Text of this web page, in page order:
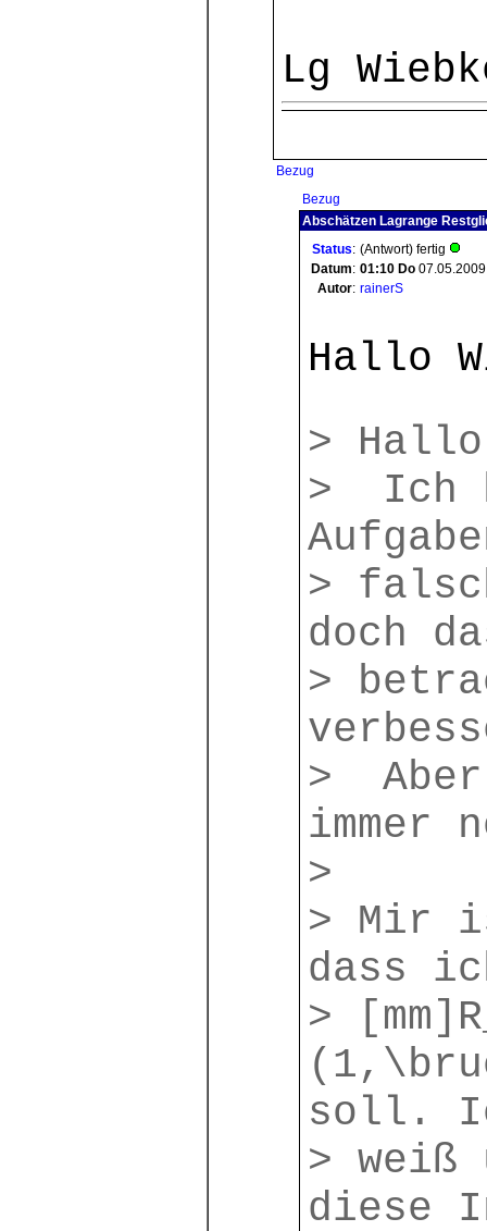
Lg
Bezug
Bezug
Abschätzen Lagrange
Status: (Antwort) fertig
Datum: 01:10 Do 07.05.2009
Autor: rainerS
Hallo
>
> Ich
>
doch
>
> Aber
immer
>
> Mir
dass
>
soll.
> weiß
diese